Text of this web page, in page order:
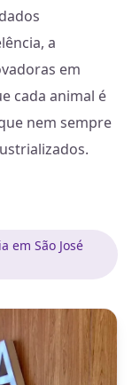
a
em
cada animal é
nem sempre
em São José